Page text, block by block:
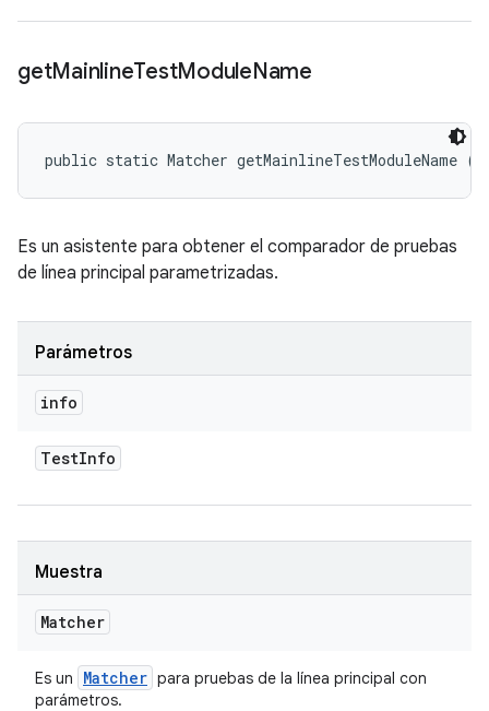
getMainlineTestModuleName
public static Matcher getMainlineTestModuleName (
Es un asistente para obtener el comparador de pruebas
de línea principal parametrizadas.
Parámetros
info
TestInfo
Muestra
Matcher
Es un Matcher para pruebas de la línea principal con
parámetros.